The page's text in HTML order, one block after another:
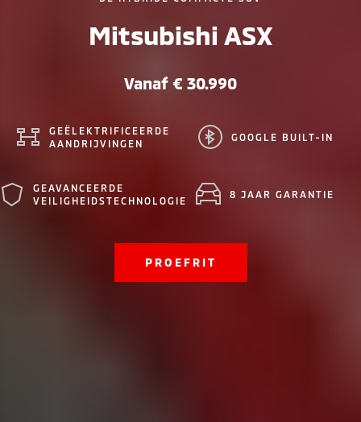
Mitsubishi ASX
Vanaf € 30.990
GEËLEKTRIFICEERDE
AANDRIJVINGEN
GOOGLE BUILT-IN
GEAVANCEERDE
VEILIGHEIDSTECHNOLOGIE
8 JAAR GARANTIE
PROEFRIT